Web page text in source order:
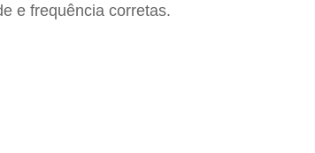
e frequência corretas.